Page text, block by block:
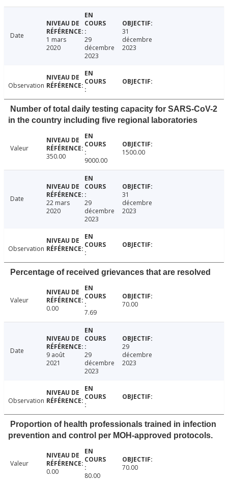
Date
1 mars
2020
29
décembre
2023
31
décembre
2023
Observation
Number of total daily testing capacity for SARS-CoV-2
in the country including five regional laboratories
Valeur
350.00
9000.00
1500.00
Date
22 mars
2020
29
décembre
2023
31
décembre
2023
Observation
Percentage of received grievances that are resolved
Valeur
0.00
7.69
70.00
Date
9 août
2021
29
décembre
2023
29
décembre
2023
Observation
Proportion of health professionals trained in infection
prevention and control per MOH-approved protocols.
Valeur
0.00
80.00
70.00